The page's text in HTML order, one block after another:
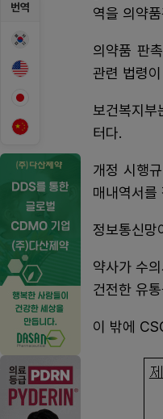
번역
역을 의약
의약품 판
관련 법령
보건복지부
터다.
개정 시행
매내역서를
정보통신망
약사가 수
건전한 유
이 밖에